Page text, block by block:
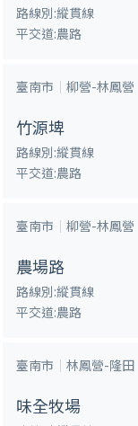
路線別:縱貫線
平交道:農路
臺南市 柳營-林鳳營
竹源埤
路線別:縱貫線
平交道:農路
臺南市 柳營-林鳳營
農場路
路線別:縱貫線
平交道:農路
臺南市 林鳳營-隆田
味全牧場